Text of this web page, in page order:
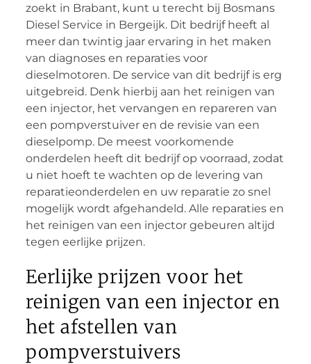
zoekt in Brabant, kunt u terecht bij Bosmans
Diesel Service in Bergeijk. Dit bedrijf heeft al
meer dan twintig jaar ervaring in het maken
van diagnoses en reparaties voor
dieselmotoren. De service van dit bedrijf is erg
uitgebreid. Denk hierbij aan het reinigen van
een injector, het vervangen en repareren van
een pompverstuiver en de revisie van een
dieselpomp. De meest voorkomende
onderdelen heeft dit bedrijf op voorraad, zodat
u niet hoeft te wachten op de levering van
reparatieonderdelen en uw reparatie zo snel
mogelijk wordt afgehandeld. Alle reparaties en
het reinigen van een injector gebeuren altijd
tegen eerlijke prijzen.
Eerlijke prijzen voor het
reinigen van een injector en
het afstellen van
pompverstuivers